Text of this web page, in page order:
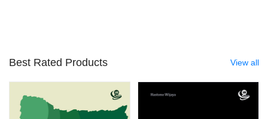
Best Rated Products View all